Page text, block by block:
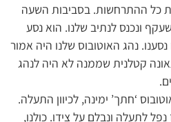
כל ההתרחשות. בסביבות השעה
ונכנס לנתיב שלנו. הוא נסע
נסענו. נהג האוטובוס שלנו היה אמור
קטלנית שממנה לא היה לנהג
‘חתך’ ימינה, לכיוון התעלה.
לתעלה ונבלם על צידו. כולנו,